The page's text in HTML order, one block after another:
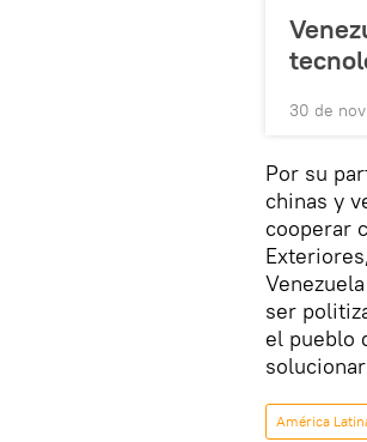
30 de
Por su
chinas y
cooperar
ser
el pueblo
América